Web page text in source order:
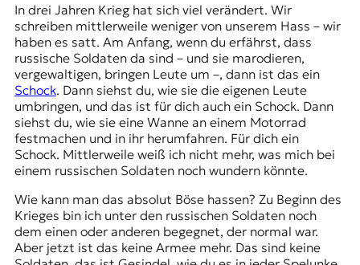
In drei Jahren Krieg hat sich viel verändert. Wir
schreiben mittlerweile weniger von unserem Hass – wir
haben es satt. Am Anfang, wenn du erfährst, dass
russische Soldaten da sind – und sie marodieren,
vergewaltigen, bringen Leute um –, dann ist das ein
Schock. Dann siehst du, wie sie die eigenen Leute
umbringen, und das ist für dich auch ein Schock. Dann
siehst du, wie sie eine Wanne an einem Motorrad
festmachen und in ihr herumfahren. Für dich ein
Schock. Mittlerweile weiß ich nicht mehr, was mich bei
einem russischen Soldaten noch wundern könnte.
Wie kann man das absolut Böse hassen? Zu Beginn des
Krieges bin ich unter den russischen Soldaten noch
dem einen oder anderen begegnet, der normal war.
Aber jetzt ist das keine Armee mehr. Das sind keine